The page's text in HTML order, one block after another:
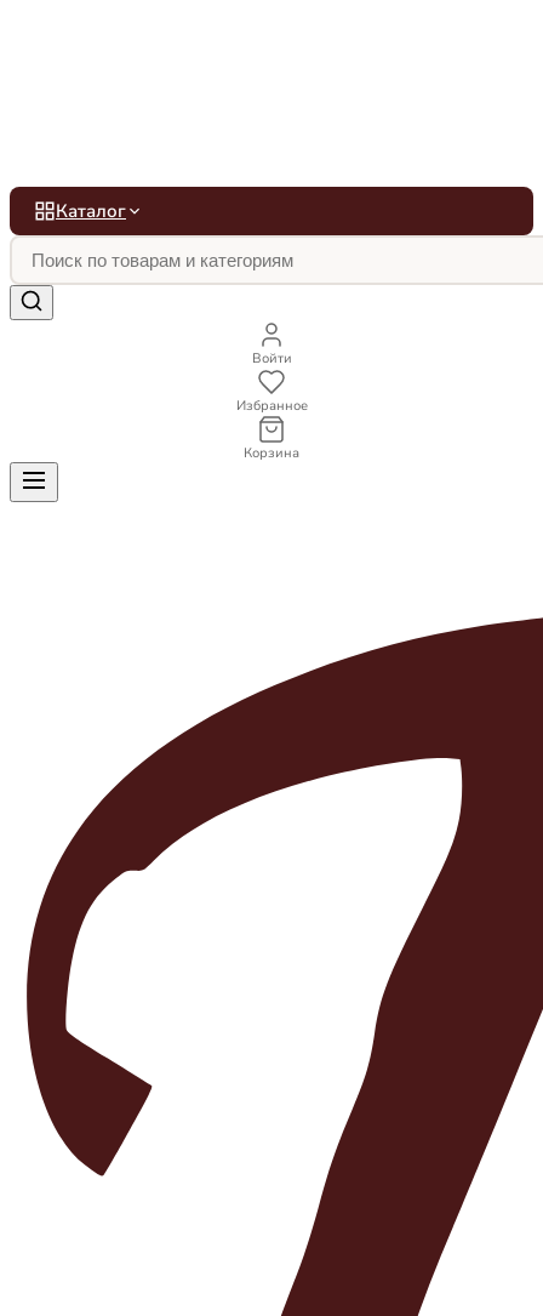
Каталог
Войти
Избранное
Корзина